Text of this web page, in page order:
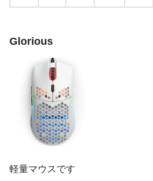
Glorious
軽量マウスです